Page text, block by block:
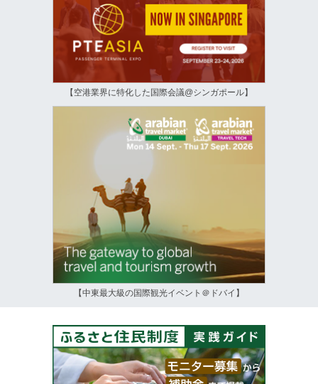
【空港業界に特化した国際会議@シンガポール】
【中東最大級の国際観光イベント＠ドバイ】